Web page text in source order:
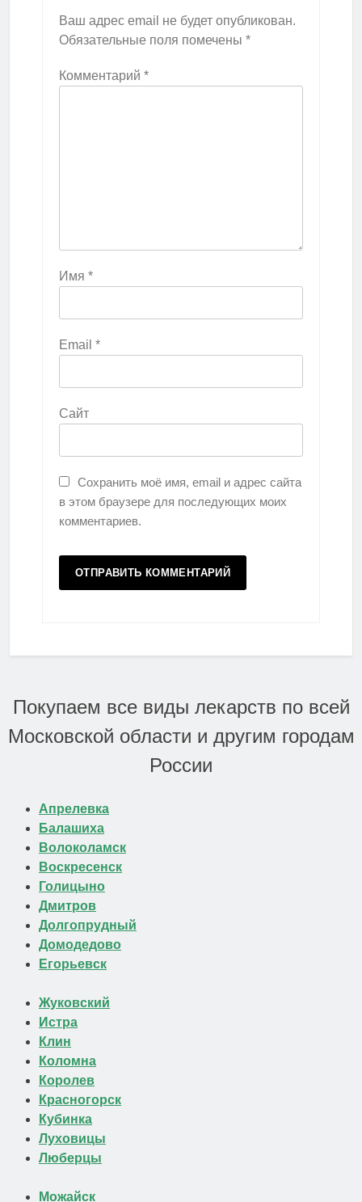
Ваш адрес email не будет опубликован.
Обязательные поля помечены *
Комментарий *
Имя *
Email *
Сайт
Сохранить моё имя, email и адрес сайта
в этом браузере для последующих моих
комментариев.
Покупаем все виды лекарств по всей
Московской области и другим городам
России
Апрелевка
Балашиха
Волоколамск
Воскресенск
Голицыно
Дмитров
Долгопрудный
Домодедово
Егорьевск
Жуковский
Истра
Клин
Коломна
Королев
Красногорск
Кубинка
Луховицы
Люберцы
Можайск